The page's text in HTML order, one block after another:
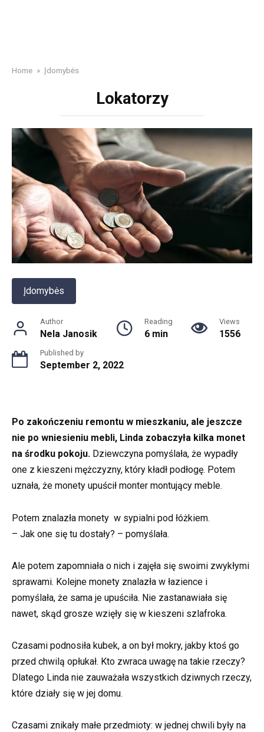
Home » Įdomybės
Lokatorzy
Įdomybės
Author
Nela Janosik
Reading
6 min
Views
1556
Published by
September 2, 2022
Po zakończeniu remontu w mieszkaniu, ale jeszcze
nie po wniesieniu mebli, Linda zobaczyła kilka monet
na środku pokoju. Dziewczyna pomyślała, że wypadły
one z kieszeni mężczyzny, który kładł podłogę. Potem
uznała, że monety upuścił monter montujący meble.
Potem znalazła monety w sypialni pod łóżkiem.
– Jak one się tu dostały? – pomyślała.
Ale potem zapomniała o nich i zajęła się swoimi zwykłymi
sprawami. Kolejne monety znalazła w łazience i
pomyślała, że sama je upuściła. Nie zastanawiała się
nawet, skąd grosze wzięły się w kieszeni szlafroka.
Czasami podnosiła kubek, a on był mokry, jakby ktoś go
przed chwilą opłukał. Kto zwraca uwagę na takie rzeczy?
Dlatego Linda nie zauważała wszystkich dziwnych rzeczy,
które działy się w jej domu.
Czasami znikały małe przedmioty: w jednej chwili były na